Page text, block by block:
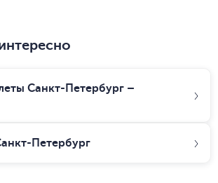
Санкт-Петербург –
Петербург